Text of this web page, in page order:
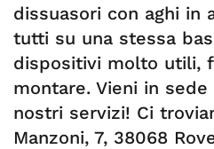
dissuasori con aghi in
tutti su una stessa
dispositivi molto utili,
montare. Vieni in
nostri servizi! Ci
Manzoni, 7, 38068